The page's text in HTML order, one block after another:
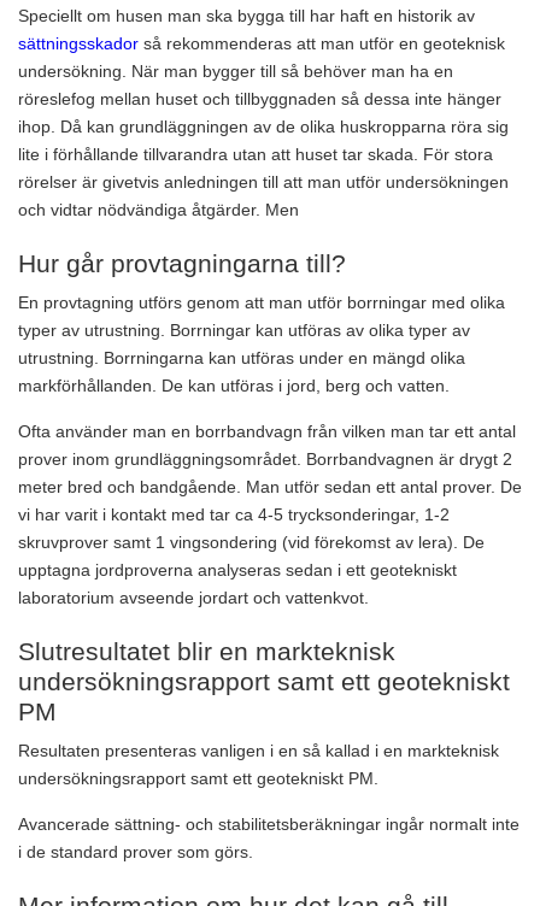
Speciellt om husen man ska bygga till har haft en historik av
sättningsskador så rekommenderas att man utför en geoteknisk
undersökning. När man bygger till så behöver man ha en
röreslefog mellan huset och tillbyggnaden så dessa inte hänger
ihop. Då kan grundläggningen av de olika huskropparna röra sig
lite i förhållande tillvarandra utan att huset tar skada. För stora
rörelser är givetvis anledningen till att man utför undersökningen
och vidtar nödvändiga åtgärder. Men
Hur går provtagningarna till?
En provtagning utförs genom att man utför borrningar med olika
typer av utrustning. Borrningar kan utföras av olika typer av
utrustning. Borrningarna kan utföras under en mängd olika
markförhållanden. De kan utföras i jord, berg och vatten.
Ofta använder man en borrbandvagn från vilken man tar ett antal
prover inom grundläggningsområdet. Borrbandvagnen är drygt 2
meter bred och bandgående. Man utför sedan ett antal prover. De
vi har varit i kontakt med tar ca 4-5 trycksonderingar, 1-2
skruvprover samt 1 vingsondering (vid förekomst av lera). De
upptagna jordproverna analyseras sedan i ett geotekniskt
laboratorium avseende jordart och vattenkvot.
Slutresultatet blir en markteknisk
undersökningsrapport samt ett geotekniskt
PM
Resultaten presenteras vanligen i en så kallad i en markteknisk
undersökningsrapport samt ett geotekniskt PM.
Avancerade sättning- och stabilitetsberäkningar ingår normalt inte
i de standard prover som görs.